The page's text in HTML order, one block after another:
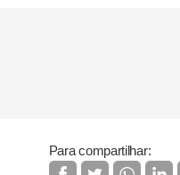
Para compartilhar: